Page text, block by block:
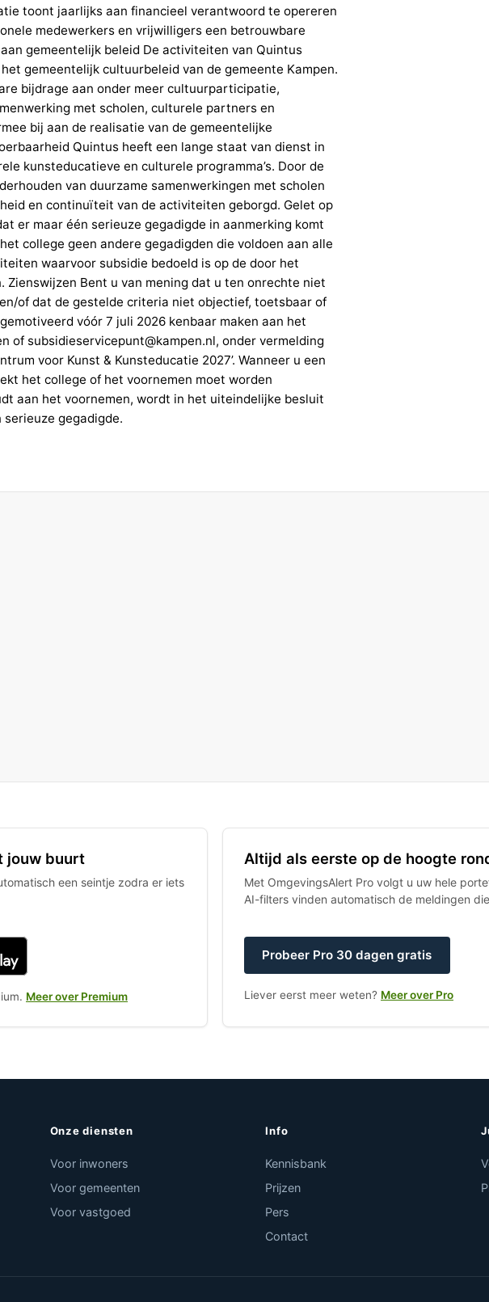
toont jaarlijks aan financieel verantwoord te opereren
medewerkers en vrijwilligers een betrouwbare
gemeentelijk beleid De activiteiten van Quintus
gemeentelijk cultuurbeleid van de gemeente Kampen.
bijdrage aan onder meer cultuurparticipatie,
met scholen, culturele partners en
bij aan de realisatie van de gemeentelijke
Quintus heeft een lange staat van dienst in
kunsteducatieve en culturele programma’s. Door de
van duurzame samenwerkingen met scholen
en continuïteit van de activiteiten geborgd. Gelet op
er maar één serieuze gegadigde in aanmerking komt
college geen andere gegadigden die voldoen aan alle
waarvoor subsidie bedoeld is op de door het
Bent u van mening dat u ten onrechte niet
of dat de gestelde criteria niet objectief, toetsbaar of
vóór 7 juli 2026 kenbaar maken aan het
of subsidieservicepunt@kampen.nl, onder vermelding
voor Kunst & Kunsteducatie 2027’. Wanneer u een
het college of het voornemen moet worden
aan het voornemen, wordt in het uiteindelijke besluit
gegadigde.
jouw buurt
een seintje zodra er iets
Meer over Premium
Altijd als eerste op de hoogte
Met OmgevingsAlert Pro volgt u uw hele
AI-filters vinden automatisch de meldingen
Probeer Pro 30 dagen gratis
Liever eerst meer weten? Meer over Pro
Onze diensten
Voor inwoners
Voor gemeenten
Voor vastgoed
Info
Kennisbank
Prijzen
Pers
Contact